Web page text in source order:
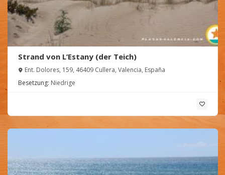
Strand von L’Estany (der Teich)
Ent. Dolores, 159, 46409 Cullera, Valencia, España
Besetzung: Niedrige